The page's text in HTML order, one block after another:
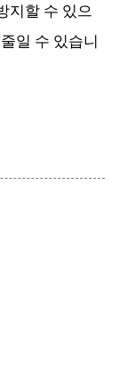
지할 수 있으
일 수 있습니